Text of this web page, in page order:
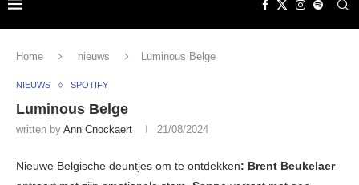
Home nieuws Luminous Belge
NIEUWS SPOTIFY
Luminous Belge
written by Ann Cnockaert 21/08/2024
Nieuwe Belgische deuntjes om te ontdekken: Brent Beukelaer